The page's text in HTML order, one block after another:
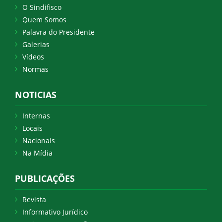
O Sindifisco
Quem Somos
Palavra do Presidente
Galerias
Vídeos
Normas
NOTICIAS
Internas
Locais
Nacionais
Na Mídia
PUBLICAÇÕES
Revista
Informativo Jurídico